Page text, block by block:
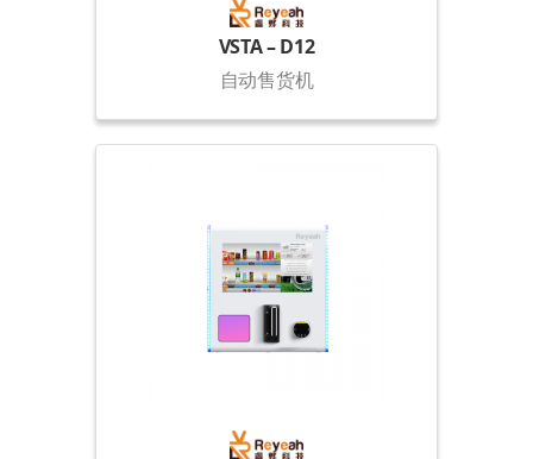
VSTA – D12
自动售货机